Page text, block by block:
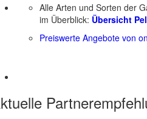
Alle Arten und Sorten der
im Überblick: Übersicht
Preiswerte Angebote von